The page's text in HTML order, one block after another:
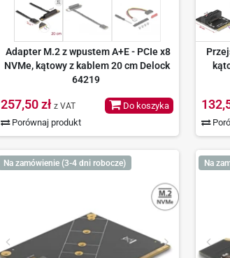
Adapter M.2 z wpustem A+E - PCIe x8
NVMe, kątowy z kablem 20 cm Delock
64219
257,50 zł z VAT
Porównaj produkt
Do koszyka
Na zamówienie (3-4 dni robocze) Na